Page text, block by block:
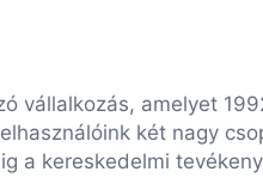
vállalkozás, amelyet
két nagy
a kereskedelmi